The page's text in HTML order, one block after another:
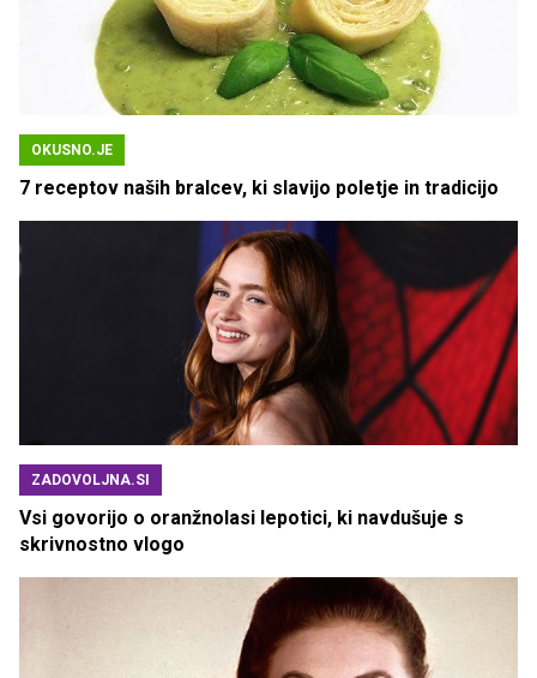
OKUSNO.JE
7 receptov naših bralcev, ki slavijo poletje in tradicijo
ZADOVOLJNA.SI
Vsi govorijo o oranžnolasi lepotici, ki navdušuje s
skrivnostno vlogo